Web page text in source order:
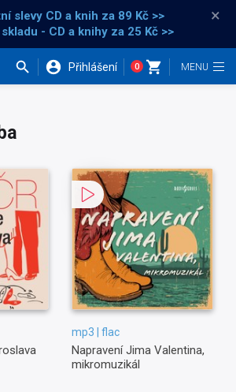
slevy CD a knih za 89 Kč >>
- CD a knihy za 25 Kč >>
×
Přihlášení 0
mp3 | flac
Napravení Jima Valentina,
mikromuzikál